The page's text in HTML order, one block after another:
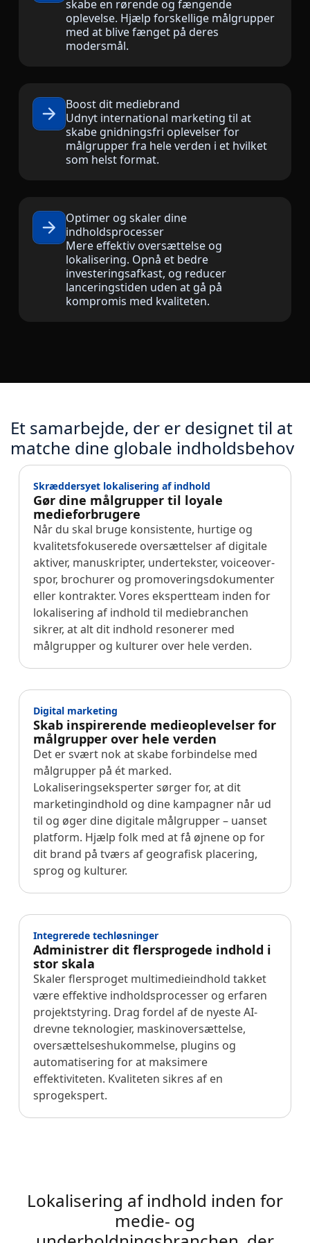
Fremstillingsindustrien
Juridisk
Offentlige Institutioner
skabe en rørende og fængende
oplevelse. Hjælp forskellige målgrupper
med at blive fænget på deres
modersmål.
Boost dit mediebrand
Udnyt international marketing til at
skabe gnidningsfri oplevelser for
målgrupper fra hele verden i et hvilket
som helst format.
Optimer og skaler dine
indholdsprocesser
Mere effektiv oversættelse og
lokalisering. Opnå et bedre
investeringsafkast, og reducer
lanceringstiden uden at gå på
kompromis med kvaliteten.
Et samarbejde, der er designet til at
matche dine globale indholdsbehov
Skræddersyet lokalisering af indhold
Gør dine målgrupper til loyale
medieforbrugere
Når du skal bruge konsistente, hurtige og
kvalitetsfokuserede oversættelser af digitale
aktiver, manuskripter, undertekster, voiceover-
spor, brochurer og promoveringsdokumenter
eller kontrakter. Vores ekspertteam inden for
lokalisering af indhold til mediebranchen
sikrer, at alt dit indhold resonerer med
målgrupper og kulturer over hele verden.
Digital marketing
Skab inspirerende medieoplevelser for
målgrupper over hele verden
Det er svært nok at skabe forbindelse med
målgrupper på ét marked.
Lokaliseringseksperter sørger for, at dit
marketingindhold og dine kampagner når ud
til og øger dine digitale målgrupper – uanset
platform. Hjælp folk med at få øjnene op for
dit brand på tværs af geografisk placering,
sprog og kulturer.
Integrerede techløsninger
Administrer dit flersprogede indhold i
stor skala
Skaler flersproget multimedieindhold takket
være effektive indholdsprocesser og erfaren
projektstyring. Drag fordel af de nyeste AI-
drevne teknologier, maskinoversættelse,
oversættelseshukommelse, plugins og
automatisering for at maksimere
effektiviteten. Kvaliteten sikres af en
sprogekspert.
Lokalisering af indhold inden for
medie- og